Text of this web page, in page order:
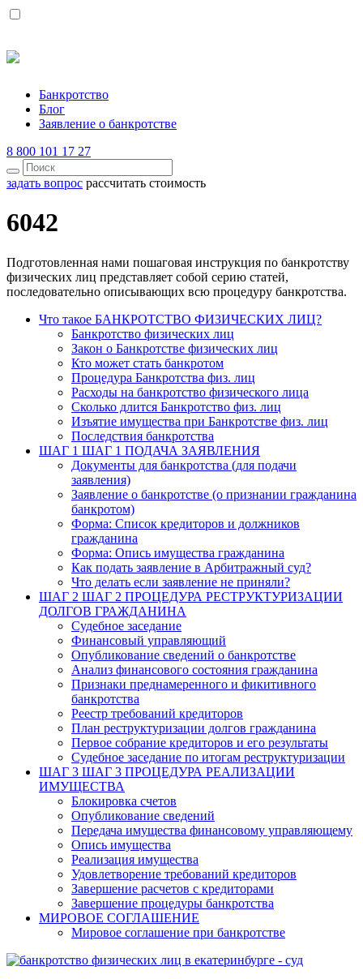
Банкротство
Блог
Заявление о банкротстве
8 800 101 17 27
задать вопрос рассчитать стоимость
6042
Подготовленная нами пошаговая инструкция по банкротству
физических лиц представляет собой серию статей,
последовательно описывающих всю процедуру банкротства.
Что такое БАНКРОТСТВО ФИЗИЧЕСКИХ ЛИЦ?
Банкротство физических лиц
Закон о Банкротстве физических лиц
Кто может стать банкротом
Процедура Банкротства физ. лиц
Расходы на банкротство физического лица
Сколько длится Банкротство физ. лиц
Изъятие имущества при Банкротстве физ. лиц
Последствия банкротства
ШАГ 1 ШАГ 1 ПОДАЧА ЗАЯВЛЕНИЯ
Документы для банкротства (для подачи
заявления)
Заявление о банкротстве (о признании гражданина
банкротом)
Форма: Список кредиторов и должников
гражданина
Форма: Опись имущества гражданина
Как подать заявление в Арбитражный суд?
Что делать если заявление не приняли?
ШАГ 2 ШАГ 2 ПРОЦЕДУРА РЕСТРУКТУРИЗАЦИИ
ДОЛГОВ ГРАЖДАНИНА
Судебное заседание
Финансовый управляющий
Опубликование сведений о банкротстве
Анализ финансового состояния гражданина
Признаки преднамеренного и фикитивного
банкротства
Реестр требований кредиторов
План реструктуризации долгов гражданина
Первое собрание кредиторов и его результаты
Судебное заседание по итогам реструктуризации
ШАГ 3 ШАГ 3 ПРОЦЕДУРА РЕАЛИЗАЦИИ
ИМУЩЕСТВА
Блокировка счетов
Опубликование сведений
Передача имущества финансовому управляющему
Опись имущества
Реализация имущества
Удовлетворение требований кредиторов
Завершение расчетов с кредиторами
Завершение процедуры банкротства
МИРОВОЕ СОГЛАШЕНИЕ
Мировое соглашение при банкротстве